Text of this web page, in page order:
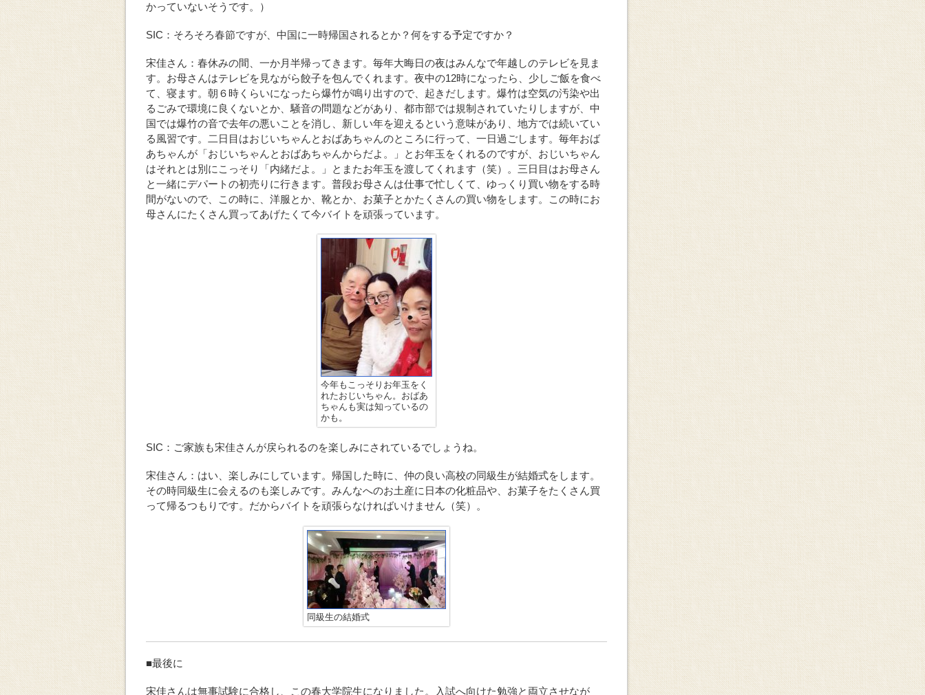
かっていないそうです。）
SIC：そろそろ春節ですが、中国に一時帰国されるとか？何をする予定ですか？
宋佳さん：春休みの間、一か月半帰ってきます。毎年大晦日の夜はみんなで年越しのテレビを見ま
す。お母さんはテレビを見ながら餃子を包んでくれます。夜中の12時になったら、少しご飯を食べ
て、寝ます。朝６時くらいになったら爆竹が鳴り出すので、起きだします。爆竹は空気の汚染や出
るごみで環境に良くないとか、騒音の問題などがあり、都市部では規制されていたりしますが、中
国では爆竹の音で去年の悪いことを消し、新しい年を迎えるという意味があり、地方では続いてい
る風習です。二日目はおじいちゃんとおばあちゃんのところに行って、一日過ごします。毎年おば
あちゃんが「おじいちゃんとおばあちゃんからだよ。」とお年玉をくれるのですが、おじいちゃん
はそれとは別にこっそり「内緒だよ。」とまたお年玉を渡してくれます（笑）。三日目はお母さん
と一緒にデパートの初売りに行きます。普段お母さんは仕事で忙しくて、ゆっくり買い物をする時
間がないので、この時に、洋服とか、靴とか、お菓子とかたくさんの買い物をします。この時にお
母さんにたくさん買ってあげたくて今バイトを頑張っています。
今年もこっそりお年玉をく
れたおじいちゃん。おばあ
ちゃんも実は知っているの
かも。
SIC：ご家族も宋佳さんが戻られるのを楽しみにされているでしょうね。
宋佳さん：はい、楽しみにしています。帰国した時に、仲の良い高校の同級生が結婚式をします。
その時同級生に会えるのも楽しみです。みんなへのお土産に日本の化粧品や、お菓子をたくさん買
って帰るつもりです。だからバイトを頑張らなければいけません（笑）。
同級生の結婚式
■最後に
宋佳さんは無事試験に合格し、この春大学院生になりました。入試へ向けた勉強と両立させなが